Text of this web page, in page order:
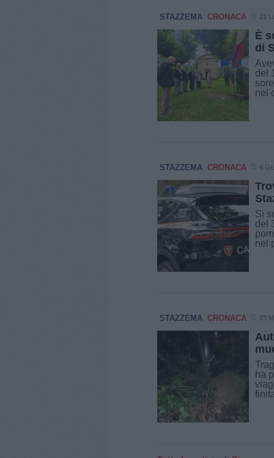
STAZZEMA CRONACA 21
È
di
del
nel
STAZZEMA CRONACA 4
Si
del
nel
STAZZEMA CRONACA 23
ha